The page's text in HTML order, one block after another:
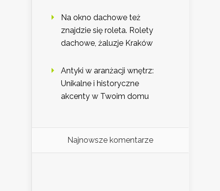
Na okno dachowe też
znajdzie się roleta. Rolety
dachowe, żaluzje Kraków
Antyki w aranżacji wnętrz:
Unikalne i historyczne
akcenty w Twoim domu
Najnowsze komentarze